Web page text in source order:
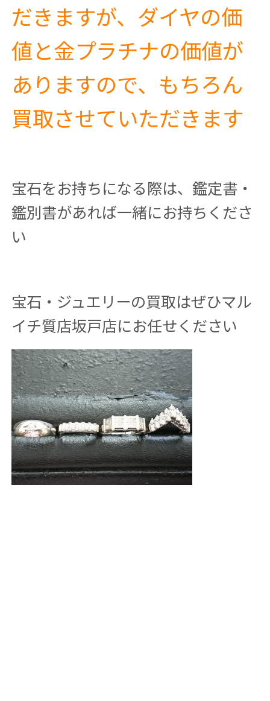
だきますが、ダイヤの価
値と金プラチナの価値が
ありますので、もちろん
買取させていただきます
宝石をお持ちになる際は、鑑定書・
鑑別書があれば一緒にお持ちくださ
い
宝石・ジュエリーの買取はぜひマル
イチ質店坂戸店にお任せください